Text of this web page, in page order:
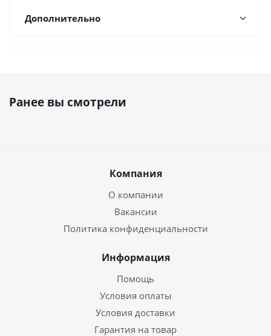
Дополнительно
Ранее вы смотрели
Компания
О компании
Вакансии
Политика конфиденциальности
Информация
Помощь
Условия оплаты
Условия доставки
Гарантия на товар